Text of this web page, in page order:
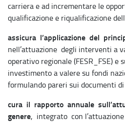
carriera e ad incrementare le
qualificazione e riqualificazione
assicura l’applicazione del
nell’attuazione degli interventi a
operativo regionale (FESR_FSE) e
investimento a valere su fondi
formulando pareri sui documenti
cura il rapporto annuale
genere, integrato con